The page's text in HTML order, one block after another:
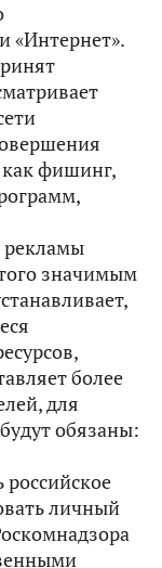
«Интернет».
фишинг,
рекламы
значимым
более
для
обязаны:
российское
личный